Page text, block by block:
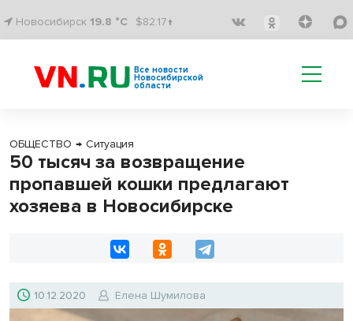
Новосибирск 19.8 °C $82.17↑
Все новости
Новосибирской
области
ОБЩЕСТВО → Ситуация
50 тысяч за возвращение
пропавшей кошки предлагают
хозяева в Новосибирске
10.12.2020 Елена Шумилова